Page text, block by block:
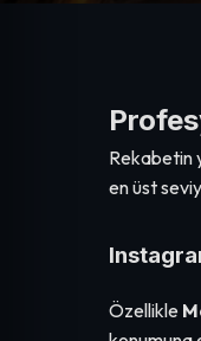
Rekabetin
en üst
Özellikle